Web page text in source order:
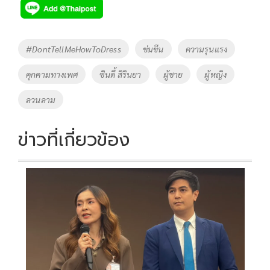
e
b
o
k
tt
er
p
y
Li
Tags
#DontTellMeHowToDress ข่มขืน ความรุนแรง
คุกคามทางเพศ ซินดี้ สิรินยา ผู้ชาย ผู้หญิง
ลวนลาม
ข่าวที่เกี่ยวข้อง